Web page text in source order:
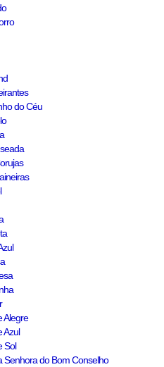
do Céu
Alegre
Azul
Sol
Senhora do Bom Conselho